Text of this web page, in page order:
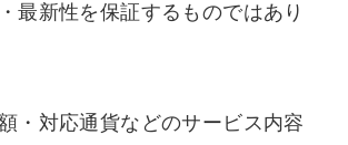
最新性を保証するものではあり
・対応通貨などのサービス内容